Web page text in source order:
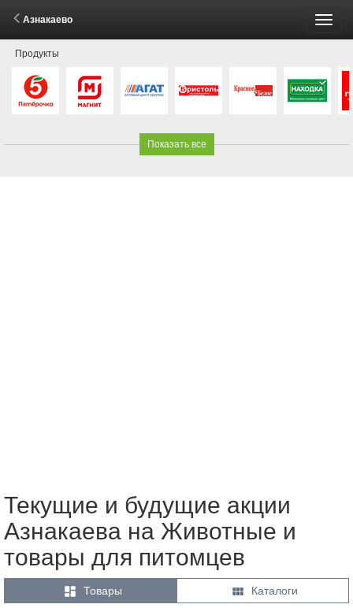
Азнакаево
Продукты
Показать все
Текущие и будущие акции
Азнакаева на Животные и
товары для питомцев
 Товары  Каталоги